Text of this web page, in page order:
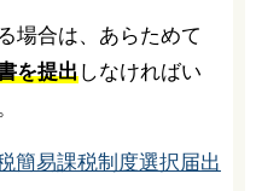
場合は、あらためて
を提出しなければい
簡易課税制度選択届出